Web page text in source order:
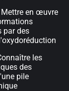
Mettre en œuvre
par des
les
des
pile